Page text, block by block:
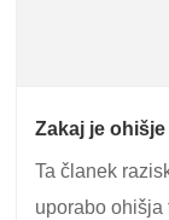
Zakaj je
visoke čistosti
Ta članek
uporabo ohišja